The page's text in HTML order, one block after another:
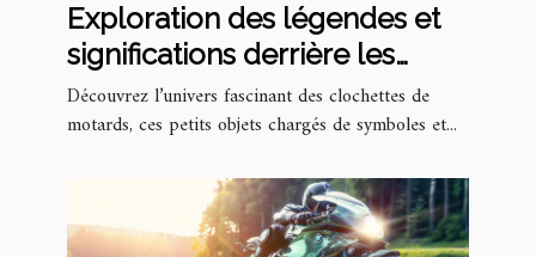
Exploration des légendes et
significations derrière les
clochettes de motards
Découvrez l’univers fascinant des clochettes de
motards, ces petits objets chargés de symboles et...